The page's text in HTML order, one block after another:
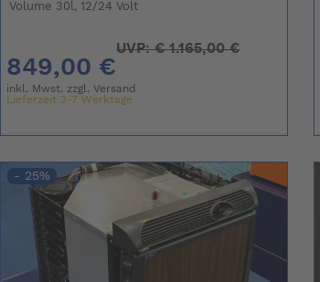
Volume 30l, 12/24 Volt
849,00 €
UVP:€1.165,00 €
inkl. Mwst. zzgl.Versand
Lieferzeit 3-7 Werktage
- 25%